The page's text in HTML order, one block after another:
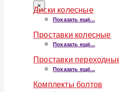
×
Диски колесные
Показать ещё...
Проставки колесные
Показать ещё...
Проставки
Показать ещё...
Комплекты болтов